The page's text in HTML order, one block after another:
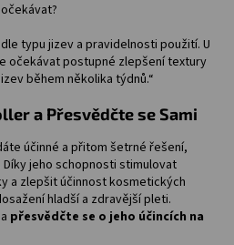
typu jizev a pravidelnosti použití. U
očekávat postupné zlepšení textury
během několika týdnů.“
a Přesvědčte se Sami
účinné a přitom šetrné řešení,
jeho schopnosti stimulovat
a zlepšit účinnost kosmetických
hladší a zdravější pleti.
přesvědčte se o jeho účincích na